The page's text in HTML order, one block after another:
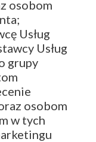
osobom
Usług
Usług
grupy
osobom
w tych